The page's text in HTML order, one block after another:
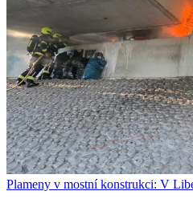
Plameny v mostní konstrukci: V